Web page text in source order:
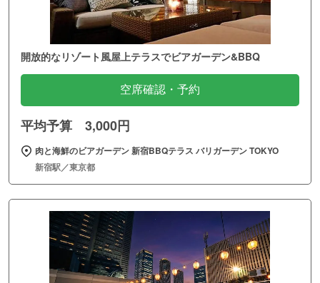
開放的なリゾート風屋上テラスでビアガーデン&BBQ
空席確認・予約
平均予算 3,000円
肉と海鮮のビアガーデン 新宿BBQテラス バリガーデン TOKYO
新宿駅／東京都